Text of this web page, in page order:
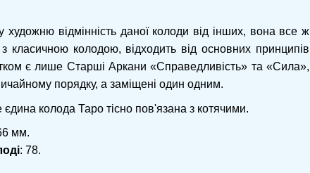
відмінність даної колоди від інших, вона все ж
з класичною колодою, відходить від основних принципів
є ​​лише Старші Аркани «Справедливість» та «Сила»,
порядку, а заміщені один одним.
колода Таро тісно пов'язана з котячими.
мм.
: 78.